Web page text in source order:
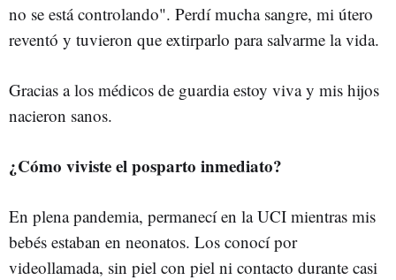
no se está controlando". Perdí mucha sangre, mi útero
reventó y tuvieron que extirparlo para salvarme la vida.
Gracias a los médicos de guardia estoy viva y mis hijos
nacieron sanos.
¿Cómo viviste el posparto inmediato?
En plena pandemia, permanecí en la UCI mientras mis
bebés estaban en neonatos. Los conocí por
videollamada, sin piel con piel ni contacto durante casi